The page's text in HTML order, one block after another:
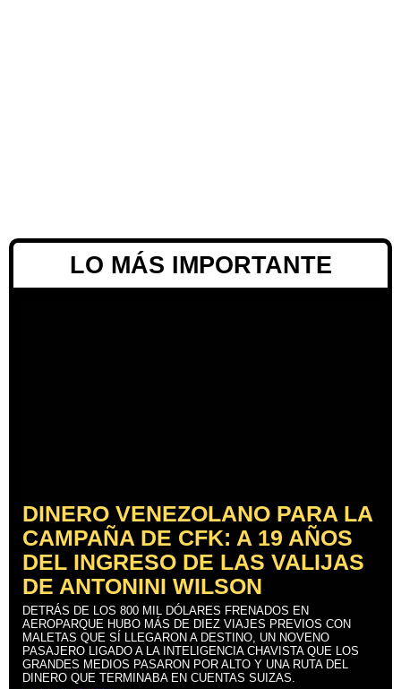
LO MÁS IMPORTANTE
DINERO VENEZOLANO PARA LA
CAMPAÑA DE CFK: A 19 AÑOS
DEL INGRESO DE LAS VALIJAS
DE ANTONINI WILSON
DETRÁS DE LOS 800 MIL DÓLARES FRENADOS EN
AEROPARQUE HUBO MÁS DE DIEZ VIAJES PREVIOS CON
MALETAS QUE SÍ LLEGARON A DESTINO, UN NOVENO
PASAJERO LIGADO A LA INTELIGENCIA CHAVISTA QUE LOS
GRANDES MEDIOS PASARON POR ALTO Y UNA RUTA DEL
DINERO QUE TERMINABA EN CUENTAS SUIZAS.